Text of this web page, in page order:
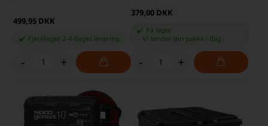
499,95 DKK
Fjernlager 2-4 dages levering
- +
379,00 DKK
På lager
Vi sender din pakke i dag
- +